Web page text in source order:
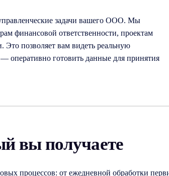
задачи вашего ООО. Мы
финансовой ответственности, проектам
Это позволяет вам видеть реальную
оперативно готовить данные для принятия
вы получаете
процессов: от ежедневной обработки